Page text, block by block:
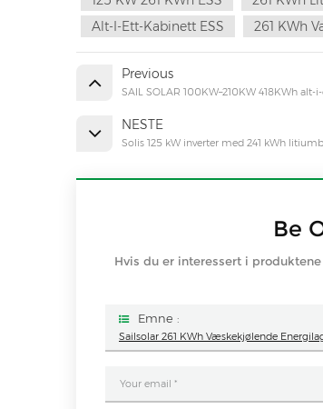
Alt-I-Ett-Kabinett ESS
261 KWh
Previous
SAIL SOLAR 100KW–210KW 418KWh
NESTE
Solis 125 kW inverter med 241 kWh
Be
Hvis du er interessert i
Emne :